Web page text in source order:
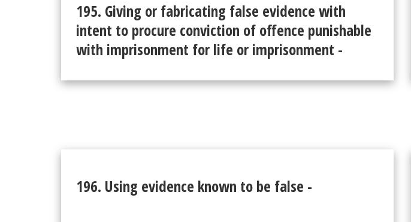
195. Giving or fabricating false evidence with
intent to procure conviction of offence punishable
with imprisonment for life or imprisonment -
196. Using evidence known to be false -